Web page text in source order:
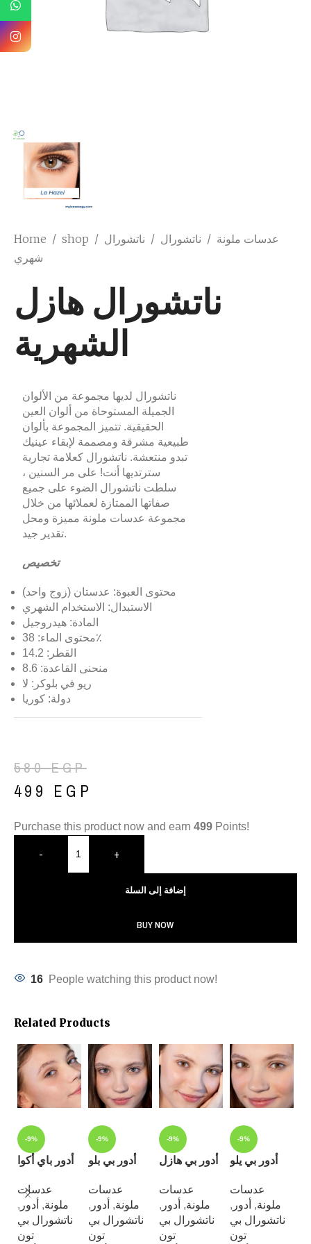
Home / shop / عدسات ملونة / ناتشورال / ناتشورال
شهري
ناتشورال هازل
الشهرية
ناتشورال لديها مجموعة من الألوان
الجميلة المستوحاة من ألوان العين
الحقيقية. تتميز المجموعة بألوان
طبيعية مشرقة ومصممة لإبقاء عينيك
تبدو منتعشة. ناتشورال كعلامة تجارية
سترتديها أنت! على مر السنين ،
سلطت ناتشورال الضوء على جميع
صفاتها الممتازة لعملائها من خلال
مجموعة عدسات ملونة مميزة ومحل
تقدير جيد.
تخصيص
محتوى العبوة: عدستان (زوج واحد)
الاستبدال: الاستخدام الشهري
المادة: هيدروجيل
محتوى الماء: 38٪
القطر: 14.2
منحنى القاعدة: 8.6
ريو في بلوكر: لا
دولة: كوريا
580EGP
499 EGP
Purchase this product now and earn 499 Points!
- +
إضافة إلى السلة
BUY NOW
16 People watching this product now!
Related Products
-9%
أدور باي أكوا
عدسات
ملونة, أدور ,
ناتشورال بي
تون
-9%
أدور بي بلو
عدسات
ملونة, أدور ,
ناتشورال بي
تون
-9%
أدور بي هازل
عدسات
ملونة, أدور ,
ناتشورال بي
تون
-9%
أدور بي يلو
عدسات
ملونة, أدور ,
ناتشورال بي
تون